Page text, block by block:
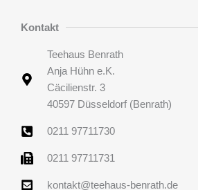
Kontakt
Teehaus Benrath
Anja Hühn e.K.
Cäcilienstr. 3
40597 Düsseldorf (Benrath)
0211 97711730
0211 97711731
kontakt@teehaus-benrath.de